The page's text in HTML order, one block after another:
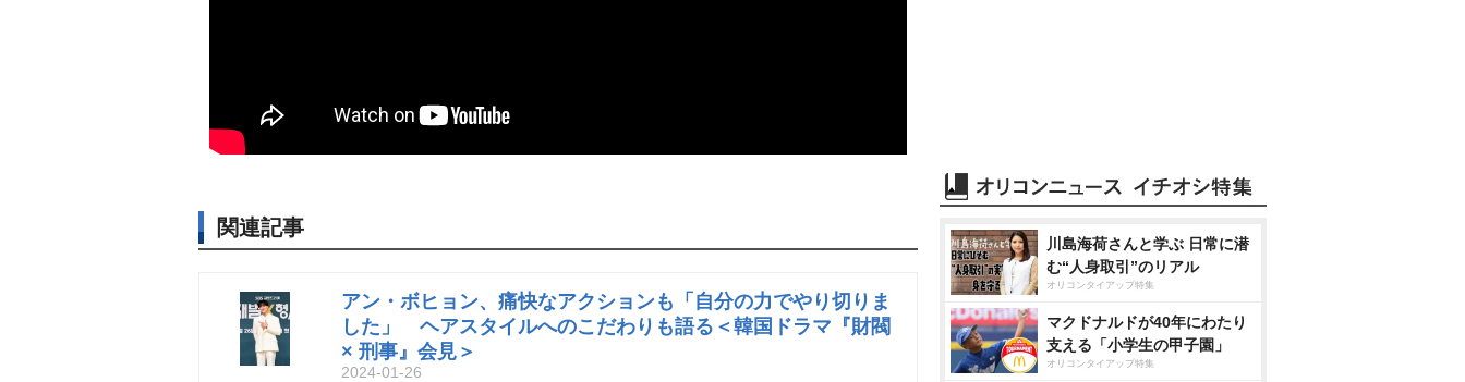
関連記事
アン・ボヒョン、痛快なアクションも「自分の力でやり切りま
した」 ヘアスタイルへのこだわりも語る＜韓国ドラマ『財閥
× 刑事』会見＞
2024-01-26
川島海荷さんと学ぶ 日常に潜
む“人身取引”のリアル
オリコンタイアップ特集
マクドナルドが40年にわたり
支える「小学生の甲子園」
オリコンタイアップ特集